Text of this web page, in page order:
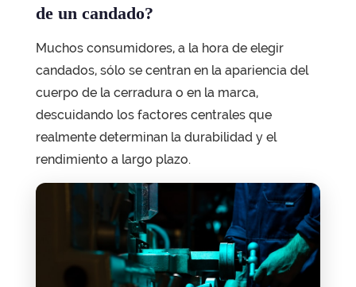
de un candado?
Muchos consumidores, a la hora de elegir
candados, sólo se centran en la apariencia del
cuerpo de la cerradura o en la marca,
descuidando los factores centrales que
realmente determinan la durabilidad y el
rendimiento a largo plazo.